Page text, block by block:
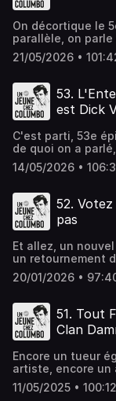
On décortique le
parallèle, on
tequila paf et tout
dont on a
d'informations.
21/05/2026 •
53.
est Dick
C'est parti, 53e
de quoi on a
par Ausha.
pour plus
14/05/2026 •
52.
pas
Et allez, un
un retournement
l'existence de
!Hébergé par
20/01/2026 •
51. Tout
Clan
Encore un tueur
artiste, encore un
Bienvenue dans
Columbo où nous
11/05/2025 • 100:12